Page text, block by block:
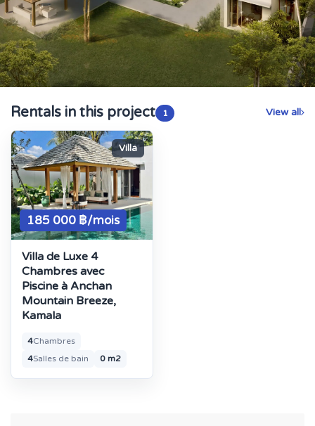
Rentals in this project 1 View all
Villa
185 000 ฿/mois
Villa de Luxe 4
Chambres avec
Piscine à Anchan
Mountain Breeze,
Kamala
4Chambres
4Salles de bain 0 m2